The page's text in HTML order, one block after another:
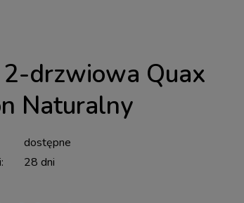
2-drzwiowa Quax
Naturalny
dostępne
28 dni